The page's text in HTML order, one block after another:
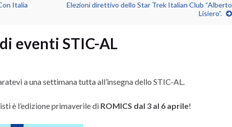
Italia
Elezioni direttivo dello Star Trek Italian Club “Alberto
Lisiero”.
eventi STIC-AL
a una settimana tutta all’insegna dello STIC-AL.
è l’edizione primaverile di ROMICS dal 3 al 6 aprile!